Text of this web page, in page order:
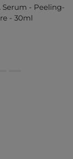
Serum - Peeling-
- 30ml